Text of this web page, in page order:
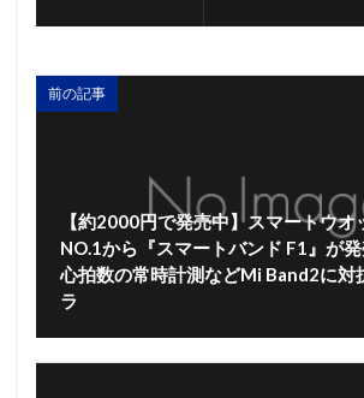
前の記事
【約2000円で発売中】スマートウオ
NO.1から『スマートバンド F1』が
心拍数の常時計測などMi Band2に対
ラ